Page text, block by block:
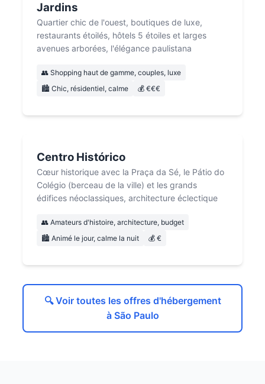
Jardins
Quartier chic de l'ouest, boutiques de luxe,
restaurants étoilés, hôtels 5 étoiles et larges
avenues arborées, l'élégance paulistana
👥 Shopping haut de gamme, couples, luxe
🏙️ Chic, résidentiel, calme
💰 €€€
Centro Histórico
Cœur historique avec la Praça da Sé, le Pátio do
Colégio (berceau de la ville) et les grands
édifices néoclassiques, architecture éclectique
👥 Amateurs d'histoire, architecture, budget
🏙️ Animé le jour, calme la nuit
💰 €
🔍 Voir toutes les offres d'hébergement
à São Paulo